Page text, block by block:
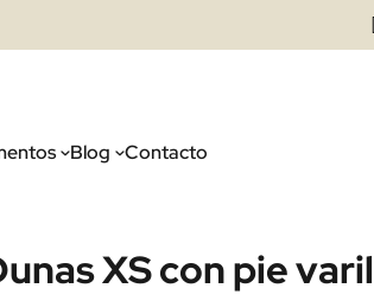
Blog Contacto
XS con pie